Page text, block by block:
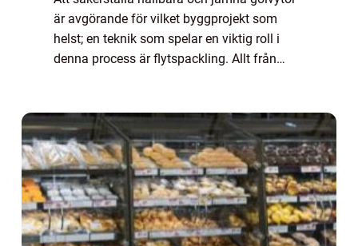
är avgörande för vilket byggprojekt som
helst; en teknik som spelar en viktig roll i
denna process är flytspackling. Allt från